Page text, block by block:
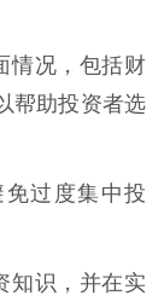
情况，包括财
帮助投资者选
过度集中投
知识，并在实